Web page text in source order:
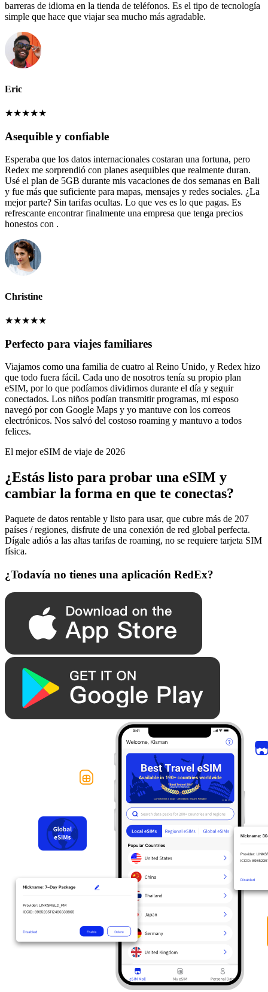
barreras de idioma en la tienda de teléfonos. Es el tipo de tecnología
simple que hace que viajar sea mucho más agradable.
Eric
★★★★★
Asequible y confiable
Esperaba que los datos internacionales costaran una fortuna, pero
Redex me sorprendió con planes asequibles que realmente duran.
Usé el plan de 5GB durante mis vacaciones de dos semanas en Bali
y fue más que suficiente para mapas, mensajes y redes sociales. ¿La
mejor parte? Sin tarifas ocultas. Lo que ves es lo que pagas. Es
refrescante encontrar finalmente una empresa que tenga precios
honestos con .
Christine
★★★★★
Perfecto para viajes familiares
Viajamos como una familia de cuatro al Reino Unido, y Redex hizo
que todo fuera fácil. Cada uno de nosotros tenía su propio plan
eSIM, por lo que podíamos dividirnos durante el día y seguir
conectados. Los niños podían transmitir programas, mi esposo
navegó por con Google Maps y yo mantuve con los correos
electrónicos. Nos salvó del costoso roaming y mantuvo a todos
felices.
El mejor eSIM de viaje de 2026
¿Estás listo para probar una eSIM y
cambiar la forma en que te conectas?
Paquete de datos rentable y listo para usar, que cubre más de 207
países / regiones, disfrute de una conexión de red global perfecta.
Dígale adiós a las altas tarifas de roaming, no se requiere tarjeta SIM
física.
¿Todavía no tienes una aplicación RedEx?